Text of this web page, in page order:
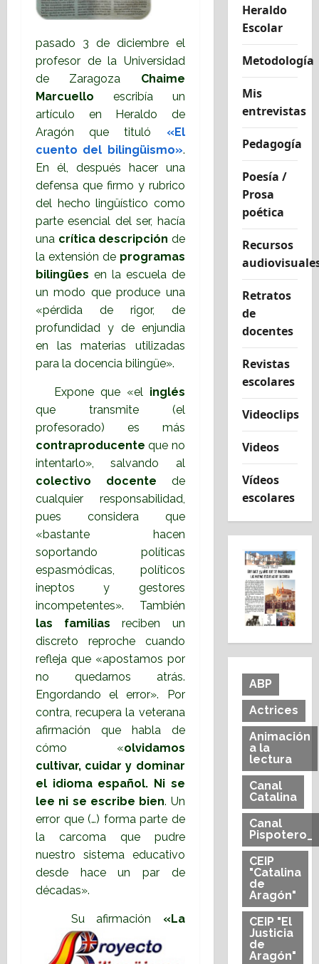
pasado 3 de diciembre el
profesor de la Universidad
de Zaragoza Chaime
Marcuello escribía un
artículo en Heraldo de
Aragón que tituló «El
cuento del bilingüismo».
En él, después hacer una
defensa que firmo y rubrico
del hecho lingüístico como
parte esencial del ser, hacía
una crítica descripción de
la extensión de programas
bilingües en la escuela de
un modo que produce una
«pérdida de rigor, de
profundidad y de enjundia
en las materias utilizadas
para la docencia bilingüe».
Expone que «el inglés
que transmite (el
profesorado) es más
contraproducente que no
intentarlo», salvando al
colectivo docente de
cualquier responsabilidad,
pues considera que
«bastante hacen
soportando políticas
espasmódicas, políticos
ineptos y gestores
incompetentes». También
las familias reciben un
discreto reproche cuando
refleja que «apostamos por
no quedarnos atrás.
Engordando el error». Por
contra, recupera la veterana
afirmación que habla de
cómo «olvidamos
cultivar, cuidar y dominar
el idioma español. Ni se
lee ni se escribe bien. Un
error que (…) forma parte de
la carcoma que pudre
nuestro sistema educativo
desde hace un par de
décadas».
Su afirmación «La
Heraldo
Escolar
Metodología
Mis
entrevistas
Pedagogía
Poesía /
Prosa
poética
Recursos
Retratos
de
docentes
Revistas
escolares
Videoclips
Videos
Vídeos
escolares
ABP
Actrices
Animación
a la
lectura
Canal
Catalina
Canal
Pispotero_
CEIP
"Catalina
de
Aragón"
CEIP "El
Justicia
de
Aragón"